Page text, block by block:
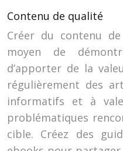
Contenu de qualité
Créer du contenu
moyen de
d’apporter de la
régulièrement des
informatifs et à
problématiques
cible. Créez des